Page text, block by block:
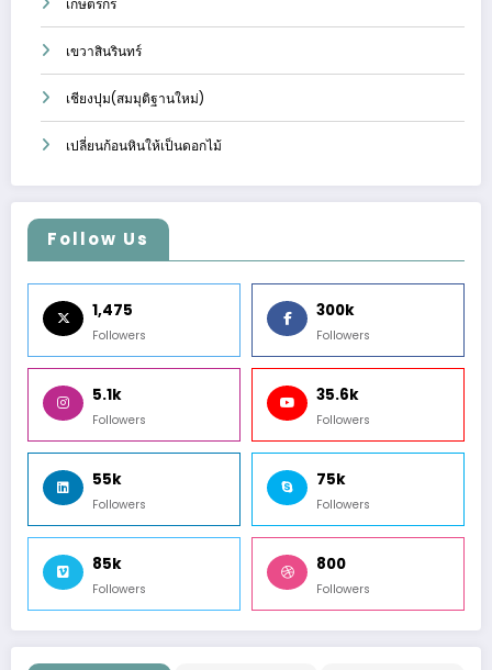
เกษตรกร
เขวาสินรินทร์
เชียงปุม(สมมุติฐานใหม่)
เปลี่ยนก้อนหินให้เป็นดอกไม้
Follow Us
1,475
Followers
300k
Followers
5.1k
Followers
35.6k
Followers
55k
Followers
75k
Followers
85k
Followers
800
Followers